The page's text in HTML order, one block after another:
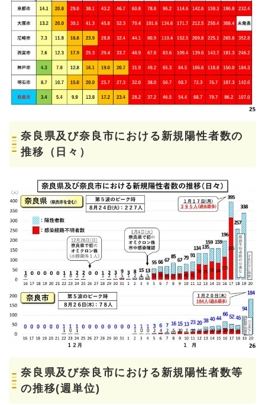
奈良県及び奈良市における新規陽性者数の
推移（日々）
奈良県及び奈良市における新規陽性者数等
の推移(週単位)